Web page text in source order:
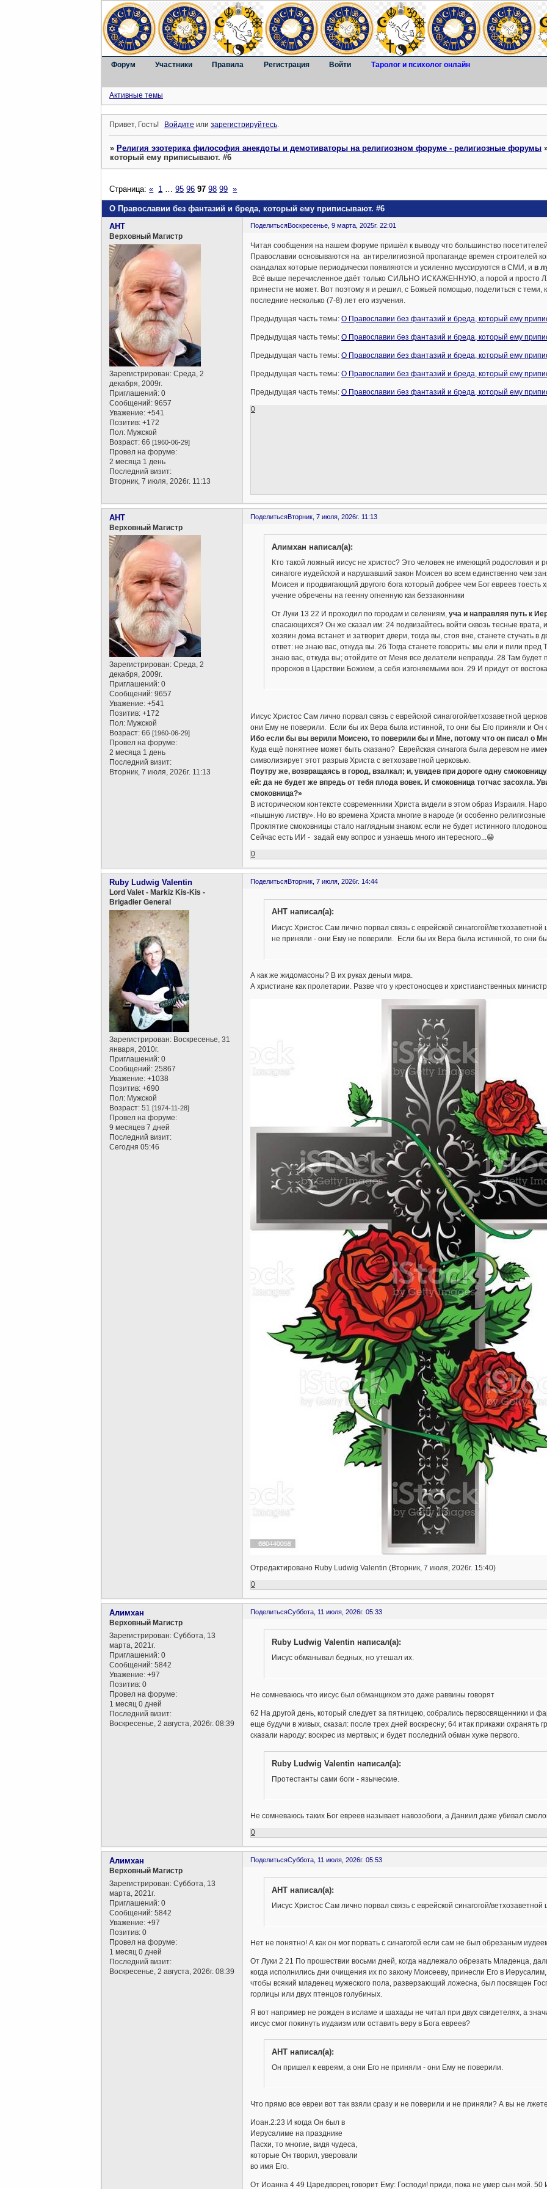
Форум Участники Правила Регистрация Войти Таролог и психолог онлайн
Активные темы
Привет, Гость! Войдите илизарегистрируйтесь.
»Религия эзотерика философия анекдоты и демотиваторы на религиозном форуме - религиозные форумы
который ему приписывают. #6
О Православии без фантазий и бреда, который ему приписывают. #6
Страница:« 1 95 96 97 98 99 »
ПоделитьсяВоскресенье, 9 марта, 2025г. 22:01
AHT
Верховный Магистр
Зарегистрирован: Среда, 2
декабря, 2009г.
Приглашений: 0
Сообщений: 9657
Уважение: +541
Позитив: +172
Пол: Мужской
Возраст: 66[1960-06-29]
Провел на форуме:
2 месяца 1 день
Последний визит:
Вторник, 7 июля, 2026г. 11:13
Читая сообщения на нашем форуме пришёл к выводу что большинство
Православии основываются на антирелигиозной пропаганде времен
скандалах которые периодически появляются и усиленно муссируются в СМИ, и в
Всё выше перечисленное даёт только СИЛЬНО ИСКАЖЕННУЮ, а порой и просто
принести не может. Вот поэтому я и решил, с Божьей помощью, поделиться с
последние несколько (7-8) лет его изучения.
Предыдущая часть темы: О Православии без фантазий и бреда, который ему
Предыдущая часть темы: О Православии без фантазий и бреда, который ему
Предыдущая часть темы: О Православии без фантазий и бреда, который ему
Предыдущая часть темы: О Православии без фантазий и бреда, который ему
Предыдущая часть темы: О Православии без фантазий и бреда, который ему
0
ПоделитьсяВторник, 7 июля, 2026г. 11:13
AHT
Верховный Магистр
Зарегистрирован: Среда, 2
декабря, 2009г.
Приглашений: 0
Сообщений: 9657
Уважение: +541
Позитив: +172
Пол: Мужской
Возраст: 66[1960-06-29]
Провел на форуме:
2 месяца 1 день
Последний визит:
Вторник, 7 июля, 2026г. 11:13
Алимхан написал(а):
Кто такой ложный иисус не христос? Это человек не имеющий родословия и
синагоге иудейской и нарушавший закон Моисея во всем единственно чем
Моисея и продвигающий другого бога который добрее чем Бог евреев тоесть
учение обречены на геенну огненную как беззаконники
От Луки 13 22 И проходил по городам и селениям, уча и направляя путь к
спасающихся? Он же сказал им: 24 подвизайтесь войти сквозь тесные врата,
хозяин дома встанет и затворит двери, тогда вы, стоя вне, станете стучать
ответ: не знаю вас, откуда вы. 26 Тогда станете говорить: мы ели и пили
знаю вас, откуда вы; отойдите от Меня все делатели неправды. 28 Там будет
пророков в Царствии Божием, а себя изгоняемыми вон. 29 И придут от
Иисус Христос Сам лично порвал связь с еврейской синагогой/ветхозаветной
они Ему не поверили. Если бы их Вера была истинной, то они бы Его приняли и Он
Ибо если бы вы верили Моисею, то поверили бы и Мне, потому что он писал о
Куда ещё понятнее может быть сказано? Еврейская синагога была деревом не
символизирует этот разрыв Христа с ветхозаветной церковью.
Поутру же, возвращаясь в город, взалкал; и, увидев при дороге одну
ей: да не будет же впредь от тебя плода вовек. И смоковница тотчас засохла.
смоковница?»
В историческом контексте современники Христа видели в этом образ Израиля.
«пышную листву». Но во времена Христа многие в народе (и особенно
Проклятие смоковницы стало наглядным знаком: если не будет истинного
Сейчас есть ИИ - задай ему вопрос и узнаешь много интересного...😁
0
ПоделитьсяВторник, 7 июля, 2026г. 14:44
Ruby Ludwig Valentin
Lord Valet - Markiz Kis-Kis -
Brigadier General
Зарегистрирован: Воскресенье, 31
января, 2010г.
Приглашений: 0
Сообщений: 25867
Уважение: +1038
Позитив: +690
Пол: Мужской
Возраст: 51[1974-11-28]
Провел на форуме:
9 месяцев 7 дней
Последний визит:
Сегодня 05:46
AHT написал(а):
Иисус Христос Сам лично порвал связь с еврейской синагогой/
не приняли - они Ему не поверили. Если бы их Вера была истинной, то они
А как же жидомасоны? В их руках деньги мира.
А христиане как пролетарии. Разве что у крестоносцев и христианственных
Отредактировано Ruby Ludwig Valentin (Вторник, 7 июля, 2026г. 15:40)
0
ПоделитьсяСуббота, 11 июля, 2026г. 05:33
Алимхан
Верховный Магистр
Зарегистрирован: Суббота, 13
марта, 2021г.
Приглашений: 0
Сообщений: 5842
Уважение: +97
Позитив: 0
Провел на форуме:
1 месяц 0 дней
Последний визит:
Воскресенье, 2 августа, 2026г. 08:39
Ruby Ludwig Valentin написал(а):
Иисус обманывал бедных, но утешал их.
Не сомневаюсь что иисус был обманщиком это даже раввины говорят
62 На другой день, который следует за пятницею, собрались первосвященники и
еще будучи в живых, сказал: после трех дней воскресну; 64 итак прикажи охранять
сказали народу: воскрес из мертвых; и будет последний обман хуже первого.
Ruby Ludwig Valentin написал(а):
Протестанты сами боги - языческие.
Не сомневаюсь таких Бог евреев называет навозобоги, а Даниил даже убивал
0
ПоделитьсяСуббота, 11 июля, 2026г. 05:53
Алимхан
Верховный Магистр
Зарегистрирован: Суббота, 13
марта, 2021г.
Приглашений: 0
Сообщений: 5842
Уважение: +97
Позитив: 0
Провел на форуме:
1 месяц 0 дней
Последний визит:
Воскресенье, 2 августа, 2026г. 08:39
AHT написал(а):
Иисус Христос Сам лично порвал связь с еврейской синагогой/
Нет не понятно! А как он мог порвать с синагогой если сам не был обрезаным
От Луки 2 21 По прошествии восьми дней, когда надлежало обрезать Младенца,
когда исполнились дни очищения их по закону Моисееву, принесли Его в
чтобы всякий младенец мужеского пола, разверзающий ложесна, был посвящен
горлицы или двух птенцов голубиных.
Я вот например не рожден в исламе и шахады не читал при двух свидетелях, а
иисус смог покинуть иудаизм или оставить веру в Бога евреев?
AHT написал(а):
Он пришел к евреям, а они Его не приняли - они Ему не поверили.
Что прямо все евреи вот так взяли сразу и не поверили и не приняли? А вы не
Иоан.2:23 И когда Он был в
Иерусалиме на празднике
Пасхи, то многие, видя чудеса,
которые Он творил, уверовали
во имя Его.
От Иоанна 4 49 Царедворец говорит Ему: Господи! приди, пока не умер сын мой. 50